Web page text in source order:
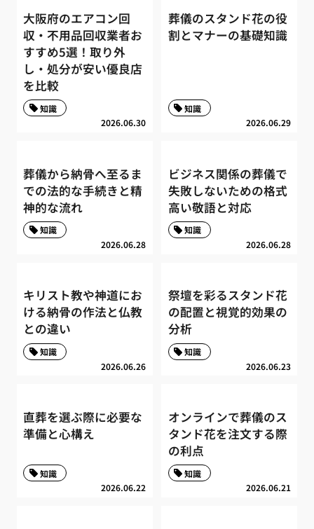
大阪府のエアコン回
収・不用品回収業者お
すすめ5選！取り外
し・処分が安い優良店
を比較
2026.06.30
知識
葬儀のスタンド花の役
割とマナーの基礎知識
2026.06.29
知識
葬儀から納骨へ至るま
での法的な手続きと精
神的な流れ
2026.06.28
知識
ビジネス関係の葬儀で
失敗しないための格式
高い敬語と対応
2026.06.28
知識
キリスト教や神道にお
ける納骨の作法と仏教
との違い
2026.06.26
知識
祭壇を彩るスタンド花
の配置と視覚的効果の
分析
2026.06.23
知識
直葬を選ぶ際に必要な
準備と心構え
2026.06.22
知識
オンラインで葬儀のス
タンド花を注文する際
の利点
2026.06.21
知識